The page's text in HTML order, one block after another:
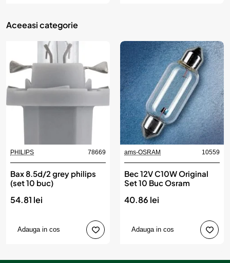
Aceeasi categorie
PHILIPS 78669
Bax 8.5d/2 grey philips
(set 10 buc)
54.81 lei
Adauga in cos
ams-OSRAM 10559
Bec 12V C10W Original
Set 10 Buc Osram
40.86 lei
Adauga in cos